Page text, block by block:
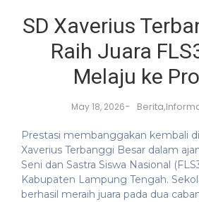
SD Xaverius
Raih Juara
Melaju ke
May 18, 2026- Berita,
Prestasi membanggakan kembali
Xaverius Terbanggi Besar dalam
Seni dan Sastra Siswa Nasional
Kabupaten Lampung Tengah.
berhasil meraih juara pada dua